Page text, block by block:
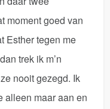
moment goed van
Esther tegen me
trek ik m’n
nooit gezegd. Ik
alleen maar aan en